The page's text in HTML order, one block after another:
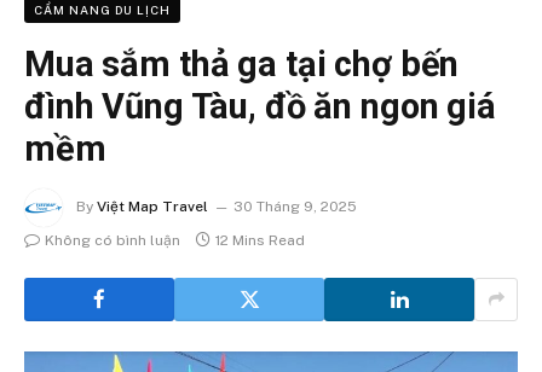
CẨM NANG DU LỊCH
Mua sắm thả ga tại chợ bến
đình Vũng Tàu, đồ ăn ngon giá
mềm
By Việt Map Travel
30 Tháng 9, 2025
Không có bình luận
12 Mins Read